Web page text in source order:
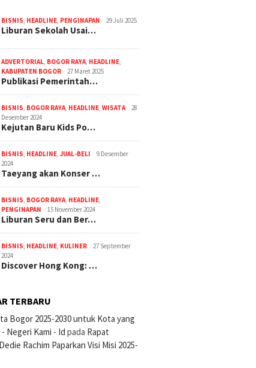
BISNIS, HEADLINE, PENGINAPAN 29 Juli 2025
Liburan Sekolah Usai…
ADVERTORIAL, BOGOR RAYA, HEADLINE,
KABUPATEN BOGOR
27 Maret 2025
Publikasi Pemerintah…
BISNIS, BOGOR RAYA, HEADLINE,WISATA
28
Desember 2024
Kejutan Baru Kids Po…
BISNIS, HEADLINE,JUAL-BELI
9 Desember
2024
Taeyang akan Konser …
BISNIS, BOGOR RAYA, HEADLINE,
PENGINAPAN
15 November 2024
Liburan Seru dan Ber…
BISNIS, HEADLINE, KULINER
27 September
2024
Discover Hong Kong: …
TERBARU
Bogor 2025-2030 untuk Kota yang
Negeri Kami - Id pada Rapat
Rachim Paparkan Visi Misi 2025-